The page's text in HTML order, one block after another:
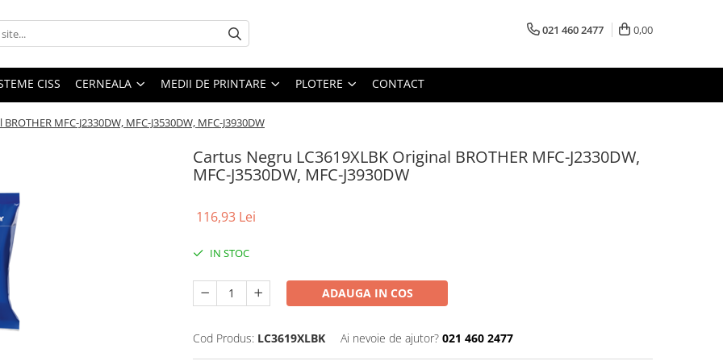
021 460 2477 0,00
CISS CERNEALA MEDII DE PRINTARE PLOTERE CONTACT
MFC-J2330DW, MFC-J3530DW, MFC-J3930DW
Cartus Negru LC3619XLBK Original BROTHER MFC-J2330DW,
MFC-J3530DW, MFC-J3930DW
116,93 Lei
IN STOC
ADAUGA IN COS
Cod Produs: LC3619XLBK Ai nevoie de ajutor? 021 460 2477